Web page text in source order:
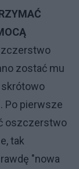
zostać mu
skrótowo
Po pierwsze
oszczerstwo
tak
"nowa